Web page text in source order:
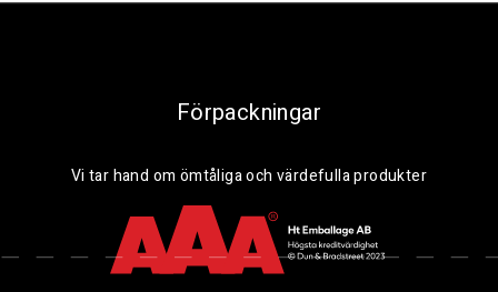
Förpackningar
Vi tar hand om ömtåliga och värdefulla produkter